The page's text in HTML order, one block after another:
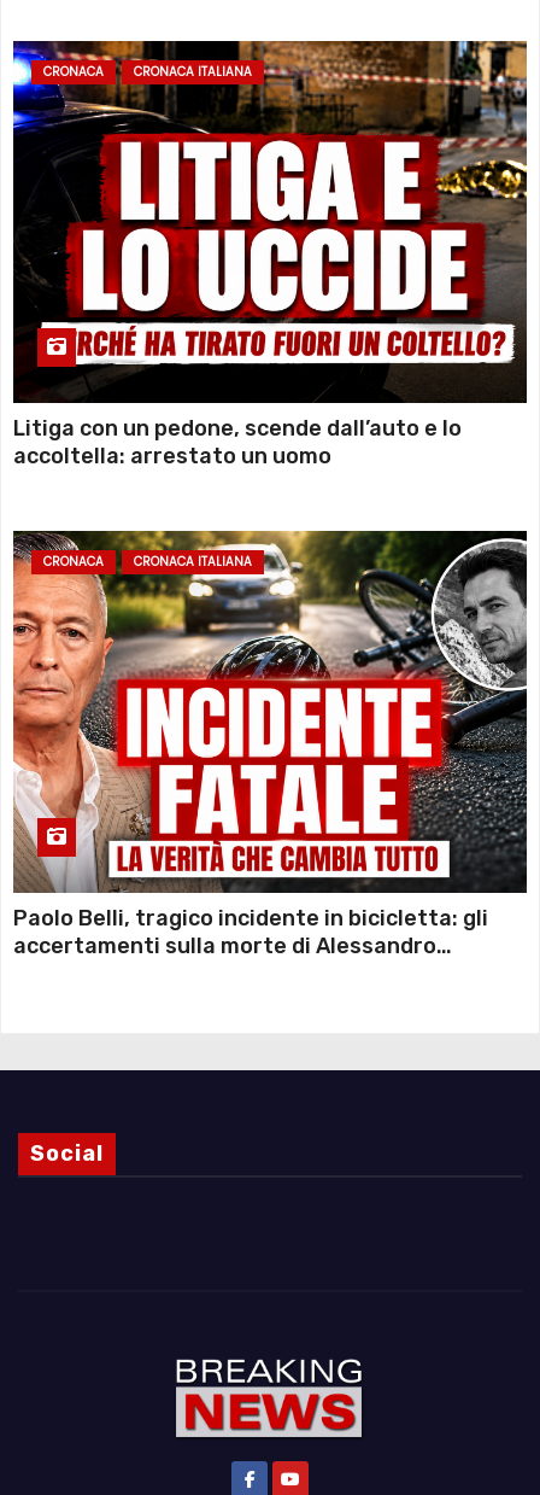
CRONACA CRONACA ITALIANA
Litiga con un pedone, scende dall’auto e lo
accoltella: arrestato un uomo
CRONACA CRONACA ITALIANA
Paolo Belli, tragico incidente in bicicletta: gli
accertamenti sulla morte di Alessandro
Social